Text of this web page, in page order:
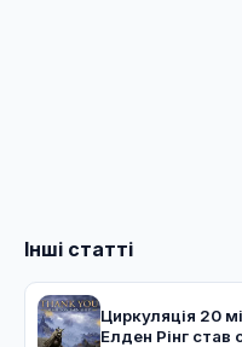
Інші статті
Циркуляція 20
Елден Рінг став